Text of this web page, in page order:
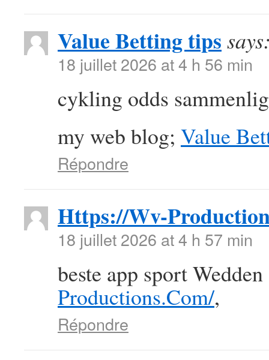
Value Betting tips
18 juillet 2026 at 4 h 56 min
cykling odds
my web blog; Value
Répondre
Https://Wv-
18 juillet 2026 at 4 h 57 min
beste app sport
Productions.Com/,
Répondre